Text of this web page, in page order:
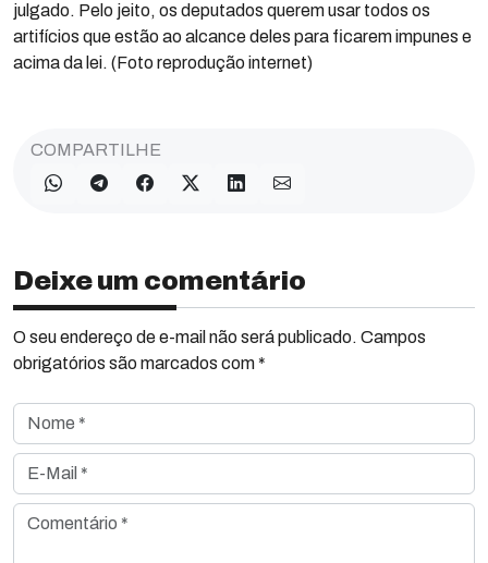
julgado. Pelo jeito, os deputados querem usar todos os
artifícios que estão ao alcance deles para ficarem impunes e
acima da lei. (Foto reprodução internet)
COMPARTILHE
Deixe um comentário
O seu endereço de e-mail não será publicado. Campos
obrigatórios são marcados com *
Nome *
E-Mail *
Comentário *